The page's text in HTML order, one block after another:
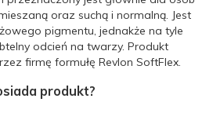
oraz suchą i normalną. Jest
pigmentu, jednakże na tyle
odcień na twarzy. Produkt
firmę formułę Revlon SoftFlex.
produkt?